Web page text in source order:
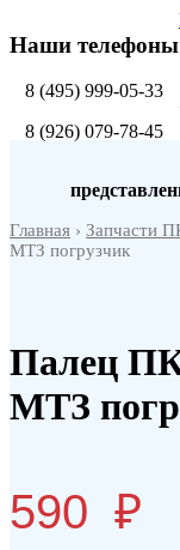
Наши телефоны
8 (495) 999-05-33
8 (926) 079-78-45
Главная › Запчасти
МТЗ погрузчик
Палец
МТЗ
590 ₽